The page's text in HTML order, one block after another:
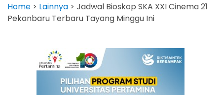
Home > Lainnya > Jadwal Bioskop SKA XXI Cinema 21
Pekanbaru Terbaru Tayang Minggu Ini